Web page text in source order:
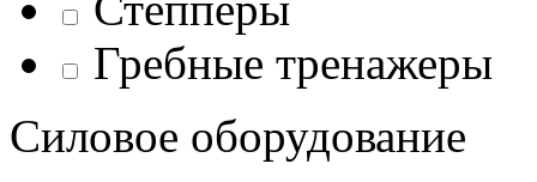
Гребные тренажеры
Силовое оборудование